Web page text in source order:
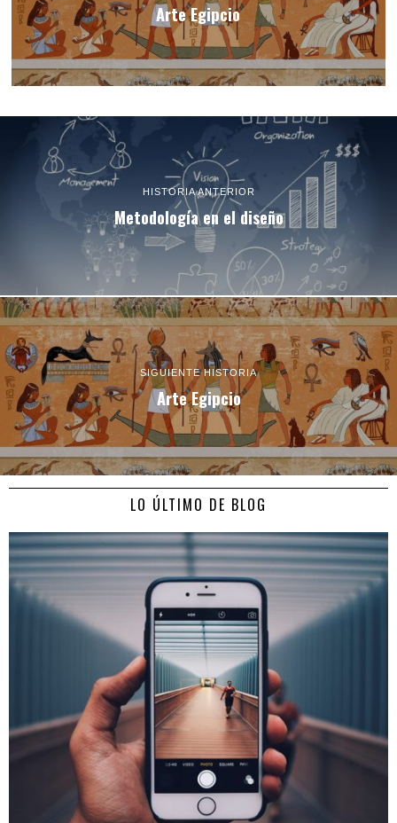
Arte Egipcio
HISTORIA ANTERIOR
Metodología en el diseño
SIGUIENTE HISTORIA
Arte Egipcio
LO ÚLTIMO DE BLOG